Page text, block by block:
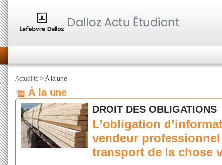
Actualité > À la une
À la une
DROIT DES OBLIGATIONS
L’obligation
vendeur
transport de la chose